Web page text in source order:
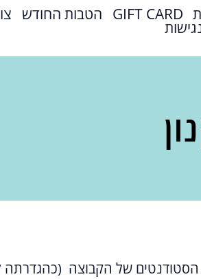
GIFT CARD הטבות החודש
הסטודנטים של הקבוצה (כהגדרתה